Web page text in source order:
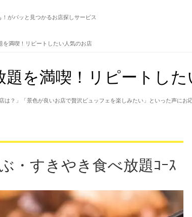
！がパッと見つかるお店探しサービス
を満喫！リピートしたい人気のお店
題を満喫！リピートし
？」「景色が良いお店で贅沢ビュッフェを楽しみたい」といった声にお
・すきやき食べ放題ｺｰｽ